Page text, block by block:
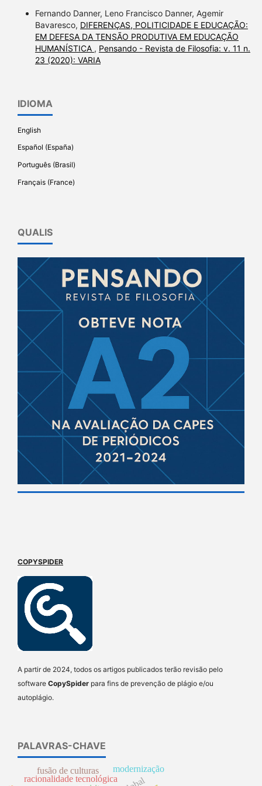
Fernando Danner, Leno Francisco Danner, Agemir
Bavaresco, DIFERENÇAS, POLITICIDADE E EDUCAÇÃO:
EM DEFESA DA TENSÃO PRODUTIVA EM EDUCAÇÃO
HUMANÍSTICA , Pensando - Revista de Filosofia: v. 11 n.
23 (2020): VARIA
IDIOMA
English
Español (España)
Português (Brasil)
Français (France)
QUALIS
COPYSPIDER
A partir de 2024, todos os artigos publicados terão revisão pelo
software CopySpider para fins de prevenção de plágio e/ou
autoplágio.
PALAVRAS-CHAVE
racionalidade tecnológica
modernização
fusão de culturas